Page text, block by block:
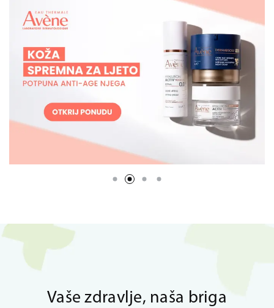
Vaše zdravlje, naša briga